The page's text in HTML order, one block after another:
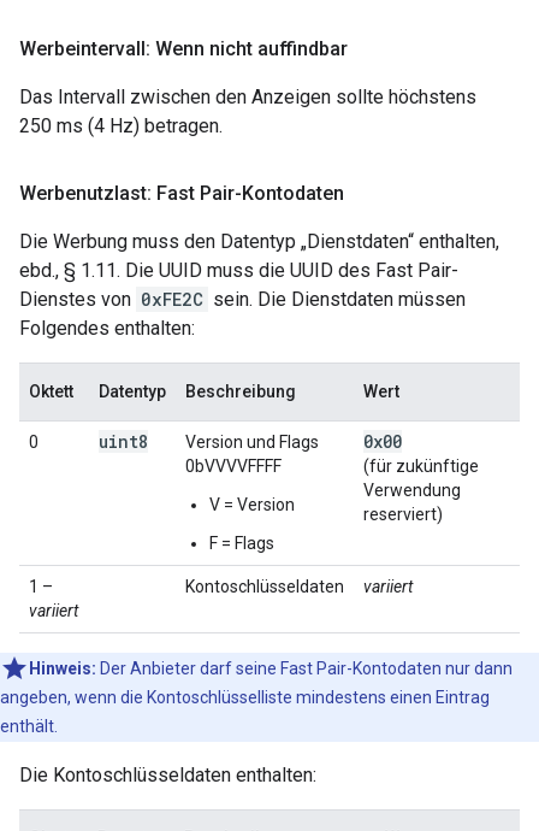
Werbeintervall: Wenn nicht auffindbar
Das Intervall zwischen den Anzeigen sollte höchstens
250 ms (4 Hz) betragen.
Werbenutzlast: Fast Pair-Kontodaten
Die Werbung muss den Datentyp „Dienstdaten“ enthalten,
ebd., § 1.11. Die UUID muss die UUID des Fast Pair-
Dienstes von 0xFE2C sein. Die Dienstdaten müssen
Folgendes enthalten:
Oktett Datentyp Beschreibung Wert
0 uint8
Version und Flags
0bVVVVFFFF
V = Version
F = Flags
0x00
(für zukünftige
Verwendung
reserviert)
1 –
variiert
Kontoschlüsseldaten variiert
Hinweis: Der Anbieter darf seine Fast Pair-Kontodaten nur dann
angeben, wenn die Kontoschlüsselliste mindestens einen Eintrag
enthält.
Die Kontoschlüsseldaten enthalten: